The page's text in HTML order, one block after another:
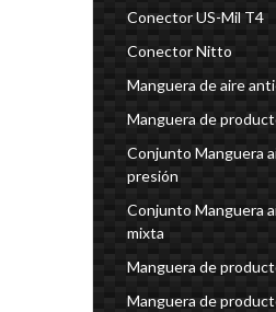
Conector US-Mil T4
Conector Nitto
Manguera de aire
Manguera de
Conjunto Manguera
presión
Conjunto Manguera
mixta
Manguera de
Manguera de